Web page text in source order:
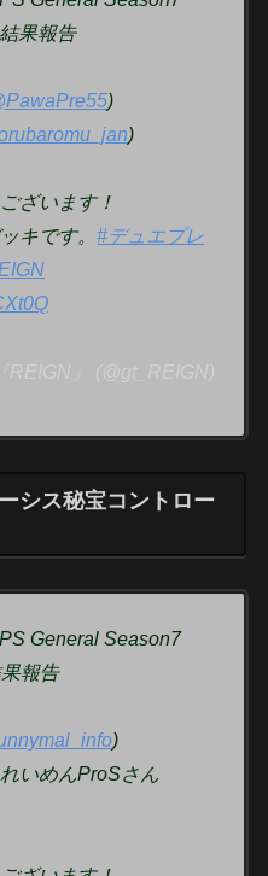
果報告
)
)
ざいます！
キです。#デュエプレ
』 (@gt_REIGN)
シス秘宝コントロー
General Season7
報告
)
いめんProSさん